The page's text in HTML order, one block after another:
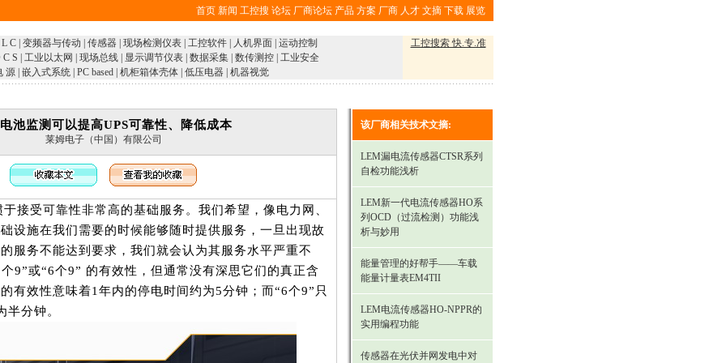
首页 新闻 工控搜 论坛 厂商论坛 产品 方案 厂商 人才 文摘 下载 展览
L C 变频器与传动 传感器 现场检测仪表 工控软件 人机界面 运动控制
C S
工业以太网 现场总线 显示调节仪表 数据采集 数传测控 工业安全
源 嵌入式系统 PC based 机柜箱体壳体 低压电器 机器视觉
工控搜索 快.专.准
池监测可以提高UPS可靠性、降低成本
莱姆电子（中国）有限公司
受可靠性非常高的基础服务。我们希望，像电力网、
设施在我们需要的时候能够随时提供服务，一旦出现故
服务不能达到要求，我们就会认为其服务水平严重不
9”或“6个9” 的有效性，但通常没有深思它们的真正含
有效性意味着1年内的停电时间约为5分钟；而“6个9”只
半分钟。
该厂商相关技术文摘:
LEM漏电流传感器CTSR系列
自检功能浅析
LEM新一代电流传感器HO系
列OCD（过流检测）功能浅
析与妙用
能量管理的好帮手——车载
能量计量表EM4TII
LEM电流传感器HO-NPPR的
实用编程功能
传感器在光伏并网发电中对